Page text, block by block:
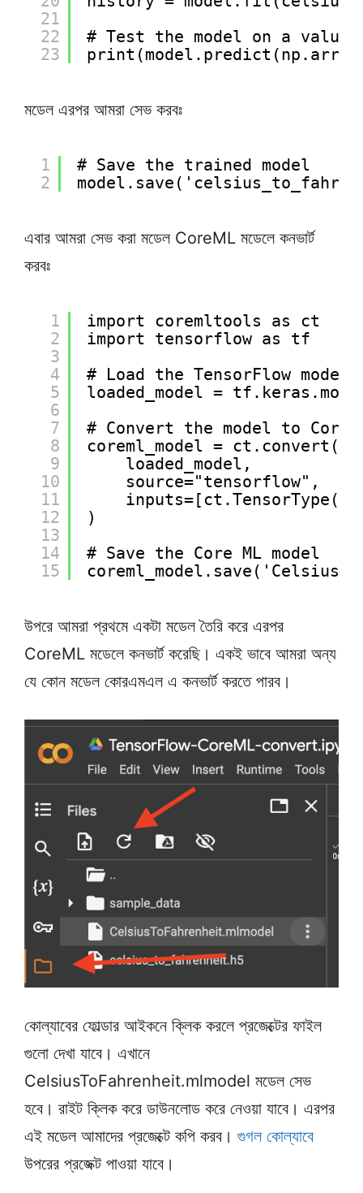
21
22
23
# Test the model on a value
মডেল এরপর আমরা সেভ করবঃ
1
2
# Save the trained model
এবার আমরা সেভ করা মডেল CoreML মডেলে কনভার্ট
করবঃ
1
2
3
4
5
6
7
8
9
10
11
12
13
14
15
import coremltools as ct
import tensorflow as tf
# Load the TensorFlow
loaded_model =
# Convert the model to
coreml_model = ct.convert(
loaded_model,
source="tensorflow",
)
# Save the Core ML model
উপরে আমরা প্রথমে একটা মডেল তৈরি করে এরপর
CoreML মডেলে কনভার্ট করেছি। একই ভাবে আমরা অন্য
যে কোন মডেল কোরএমএল এ কনভার্ট করতে পারব।
কোল্যাবের ফোল্ডার আইকনে ক্লিক করলে প্রজেক্টের ফাইল
গুলো দেখা যাবে। এখানে
CelsiusToFahrenheit.mlmodel মডেল সেভ
হবে। রাইট ক্লিক করে ডাউনলোড করে নেওয়া যাবে। এরপর
এই মডেল আমাদের প্রজেক্টে কপি করব। গুগল কোল্যাবে
উপরের প্রজেক্ট পাওয়া যাবে।